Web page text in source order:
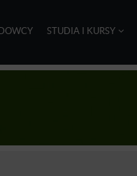
STUDIA I KURSY